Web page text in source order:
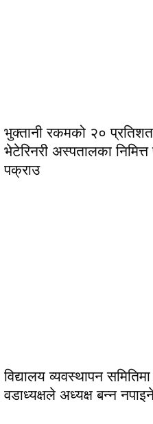
भुक्तानी रकमको २०
भेटेरिनरी अस्पतालका
पक्राउ
विद्यालय व्यवस्थापन
वडाध्यक्षले अध्यक्ष बन्न